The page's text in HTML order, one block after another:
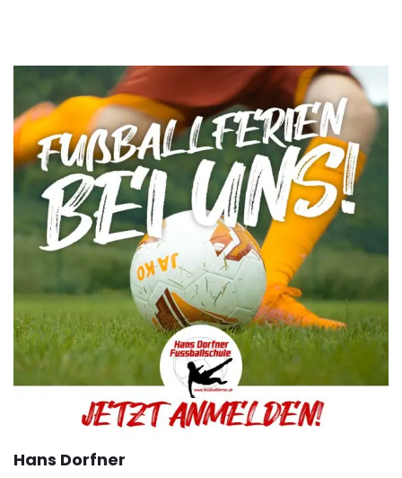
Hans Dorfner